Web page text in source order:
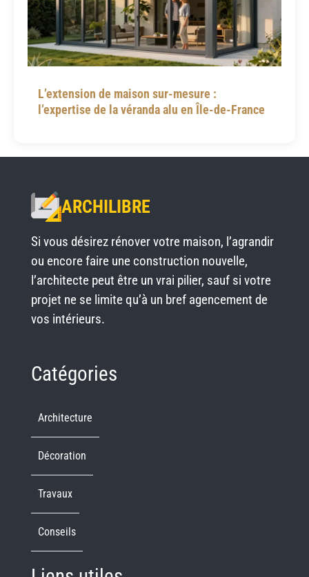
L’extension de maison sur-mesure :
l’expertise de la véranda alu en Île-de-France
ARCHILIBRE
Si vous désirez rénover votre maison, l’agrandir
ou encore faire une construction nouvelle,
l’architecte peut être un vrai pilier, sauf si votre
projet ne se limite qu’à un bref agencement de
vos intérieurs.
Catégories
Architecture
Décoration
Travaux
Conseils